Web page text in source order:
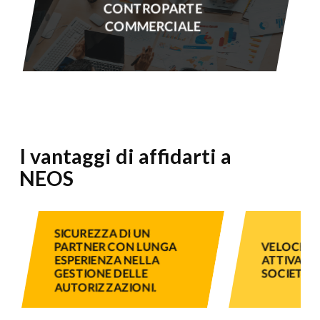
CONTROPARTE
COMMERCIALE
I vantaggi di affidarti a
NEOS
SICUREZZA DI UN
PARTNER CON LUNGA
ESPERIENZA NELLA
GESTIONE DELLE
AUTORIZZAZIONI.
VELOCITÀ
SOCIETÀ